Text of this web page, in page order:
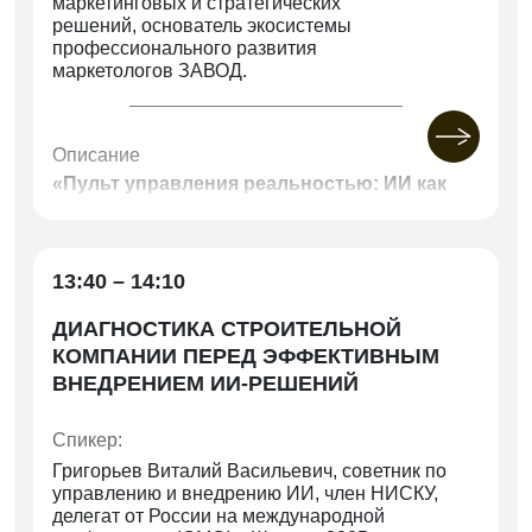
процессы проектирования и строительства.
– Налоговая реформа 2026 и строительство
ИЖС. Обзор ключевых изменений
– Сохранится ли в 2026 году тренд на ИЖС?
решений, основатель экосистемы
профессионального развития
маркетологов ЗАВОД.
Описание
«Пульт управления реальностью: ИИ как
нужен дизайнер»
Спикер: Мария Латышева, основатель
архитектурной студии «Мечты сбываются»
архитектурные решения, определяющие
судьбу дома»
Спикер: Пётр Стебельский, архитектор,
владелец архитектурного бюро
13:40 – 14:10
ДИАГНОСТИКА СТРОИТЕЛЬНОЙ
КОМПАНИИ ПЕРЕД ЭФФЕКТИВНЫМ
ВНЕДРЕНИЕМ ИИ-РЕШЕНИЙ
Спикер:
Григорьев Виталий Васильевич, советник по
управлению и внедрению ИИ, член НИСКУ,
делегат от России на международной